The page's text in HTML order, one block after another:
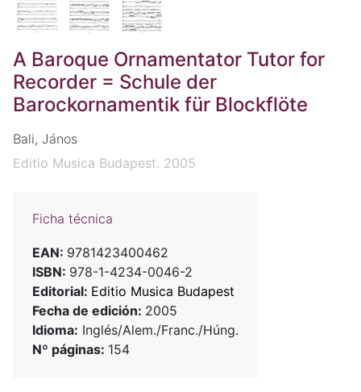
A Baroque Ornamentator Tutor for
Recorder = Schule der
Barockornamentik für Blockflöte
Bali, János
Editio Musica Budapest. 2005
Ficha técnica
EAN: 9781423400462
ISBN: 978-1-4234-0046-2
Editorial: Editio Musica Budapest
Fecha de edición: 2005
Idioma: Inglés/Alem./Franc./Húng.
Nº páginas: 154